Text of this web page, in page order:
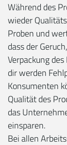
Während des
wieder
Proben und
dass der
Verpackung
dir werden
Konsumenten
Qualität des
das
einsparen.
Bei allen